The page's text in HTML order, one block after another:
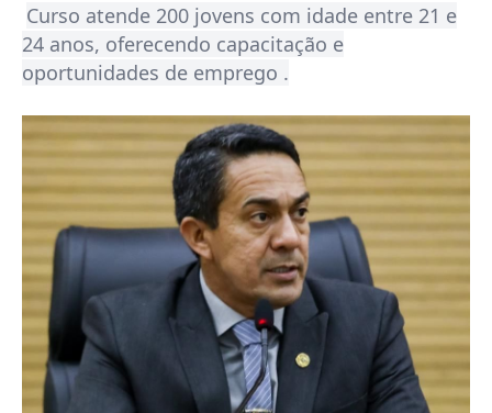
Curso atende 200 jovens com idade entre 21 e
24 anos, oferecendo capacitação e
oportunidades de emprego .